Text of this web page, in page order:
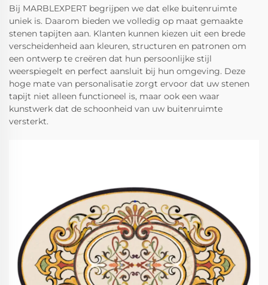
Bij MARBLEXPERT begrijpen we dat elke buitenruimte
uniek is. Daarom bieden we volledig op maat gemaakte
stenen tapijten aan. Klanten kunnen kiezen uit een brede
verscheidenheid aan kleuren, structuren en patronen om
een ontwerp te creëren dat hun persoonlijke stijl
weerspiegelt en perfect aansluit bij hun omgeving. Deze
hoge mate van personalisatie zorgt ervoor dat uw stenen
tapijt niet alleen functioneel is, maar ook een waar
kunstwerk dat de schoonheid van uw buitenruimte
versterkt.